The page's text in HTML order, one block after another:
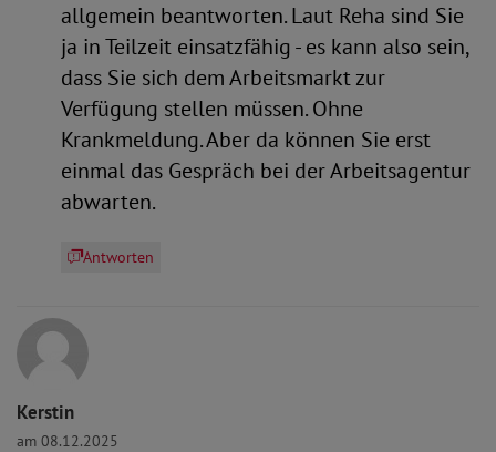
allgemein beantworten. Laut Reha sind Sie
ja in Teilzeit einsatzfähig - es kann also sein,
dass Sie sich dem Arbeitsmarkt zur
Verfügung stellen müssen. Ohne
Krankmeldung. Aber da können Sie erst
einmal das Gespräch bei der Arbeitsagentur
abwarten.
Antworten
Kerstin
am 08.12.2025